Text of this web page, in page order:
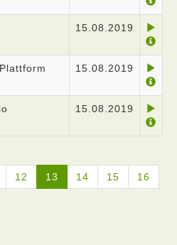
15.08.2019
15.08.2019
15.08.2019
12 13 14 15 16